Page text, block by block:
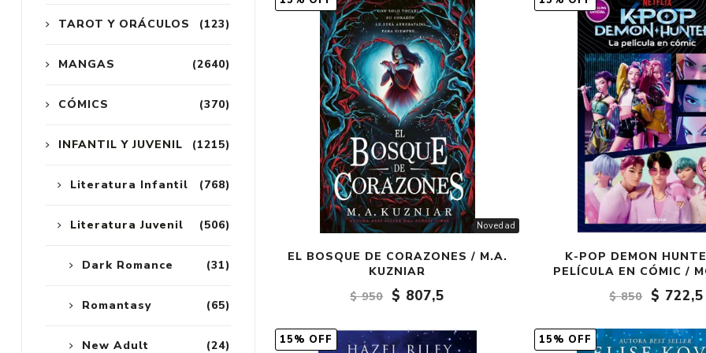
Fantasía
Fantasía oscura
Gore
Ver todo
Novedad
EL BOSQUE DE CORAZONES / M.A.
KUZNIAR
$ 950
$ 807,5
K-POP DEMON
PELÍCULA EN CÓMIC /
$ 850
$ 722,5
15% OFF 15% OFF
(123)
TAROT Y ORÁCULOS
(2640)
MANGAS
(370)
CÓMICS
(1215)
INFANTIL Y JUVENIL
(768)
Literatura Infantil
(506)
Literatura Juvenil
(31)
Dark Romance
(65)
Romantasy
(24)
New Adult